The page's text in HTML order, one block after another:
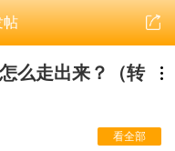
帖
么走出来？（转
看全部